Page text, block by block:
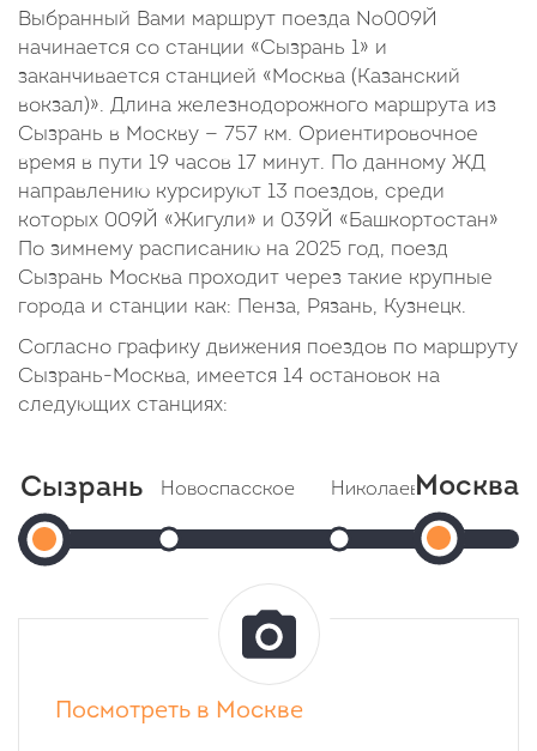
Выбранный Вами маршрут поезда №009Й
начинается со станции «Сызрань 1» и
заканчивается станцией «Москва (Казанский
вокзал)». Длина железнодорожного маршрута из
Сызрань в Москву — 757 км. Ориентировочное
время в пути 19 часов 17 минут. По данному ЖД
направлению курсируют 13 поездов, среди
которых 009Й «Жигули» и 039Й «Башкортостан»
По зимнему расписанию на 2025 год, поезд
Сызрань Москва проходит через такие крупные
города и станции как: Пенза, Рязань, Кузнецк.
Согласно графику движения поездов по маршруту
Сызрань-Москва, имеется 14 остановок на
следующих станциях:
Сызрань
Сызрань
Отправление:
Новоспасское
Прибытие: 15:06
Cтоянка: 2 мин
В пути: 45 минут
Николаевка (Ключики)
Прибытие: 15:40
Отправление: 15:42
В пути: 1 час 19 минут
Москва
Посмотреть в Москве